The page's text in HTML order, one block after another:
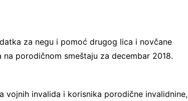
za negu i pomoć drugog lica i novčane
porodičnom smeštaju za decembar 2018.
vojnih invalida i korisnika porodične invalidnine,